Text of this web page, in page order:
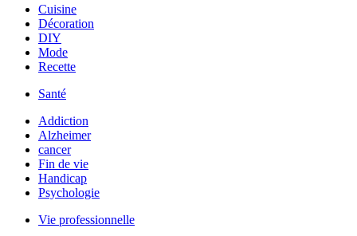
Cuisine
Décoration
DIY
Mode
Recette
Santé
Addiction
Alzheimer
cancer
Fin de vie
Handicap
Psychologie
Vie professionnelle